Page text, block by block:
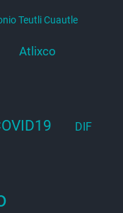
Teutli Cuautle
Atlixco
DIF